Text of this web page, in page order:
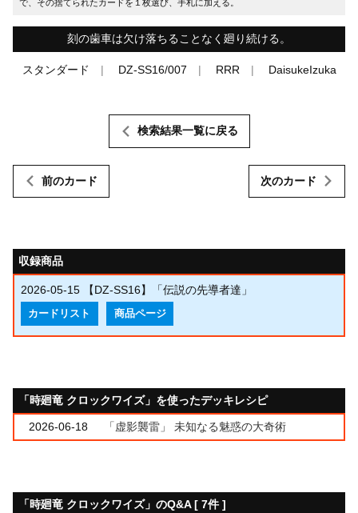
で、その捨てられたカードを１枚選び、手札に加える。
刻の歯車は欠け落ちることなく廻り続ける。
スタンダード DZ-SS16/007 RRR DaisukeIzuka
前のカード
検索結果一覧に戻る
次のカード
収録商品
2026-05-15 【DZ-SS16】「伝説の先導者達」
カードリスト 商品ページ
「時廻竜 クロックワイズ」を使ったデッキレシピ
2026-06-18 「虚影襲雷」 未知なる魅惑の大奇術
「時廻竜 クロックワイズ」のQ&A [ 7件 ]